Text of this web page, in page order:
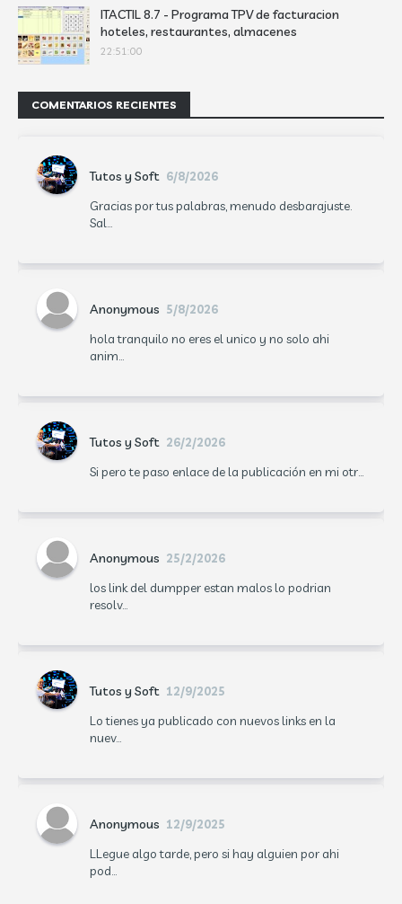
ITACTIL 8.7 - Programa TPV de facturacion
hoteles, restaurantes, almacenes
22:51:00
COMENTARIOS RECIENTES
Tutos y Soft 6/8/2026
Gracias por tus palabras, menudo desbarajuste.
Sal...
Anonymous 5/8/2026
hola tranquilo no eres el unico y no solo ahi
anim...
Tutos y Soft 26/2/2026
Si pero te paso enlace de la publicación en mi otr...
Anonymous 25/2/2026
los link del dumpper estan malos lo podrian
resolv...
Tutos y Soft 12/9/2025
Lo tienes ya publicado con nuevos links en la
nuev...
Anonymous 12/9/2025
LLegue algo tarde, pero si hay alguien por ahi
pod...